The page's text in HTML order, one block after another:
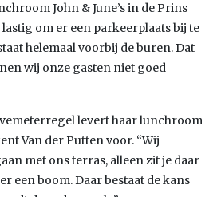
John & June’s in de Prins
om er een parkeerplaats bij te
helemaal voorbij de buren. Dat
wij onze gasten niet goed
levert haar lunchroom
Van der Putten voor. “Wij
met ons terras, alleen zit je daar
een boom. Daar bestaat de kans